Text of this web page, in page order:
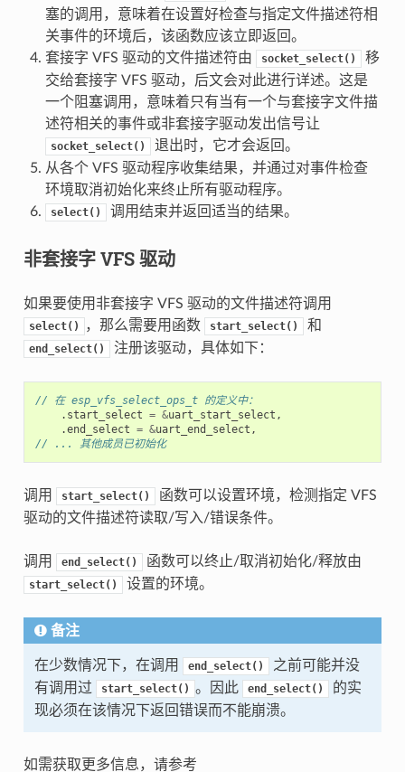
塞的调用，意味着在设置好检查与指定文件描述符相
关事件的环境后，该函数应该立即返回。
套接字 VFS 驱动的文件描述符由
socket_select()
移
交给套接字 VFS 驱动，后文会对此进行详述。这是
一个阻塞调用，意味着只有当有一个与套接字文件描
述符相关的事件或非套接字驱动发出信号让
socket_select()
退出时，它才会返回。
从各个 VFS 驱动程序收集结果，并通过对事件检查
环境取消初始化来终止所有驱动程序。
select() 调用结束并返回适当的结果。
非套接字 VFS 驱动
如果要使用非套接字 VFS 驱动的文件描述符调用
select() ，那么需要用函数 start_select() 和
end_select() 注册该驱动，具体如下：
// 在 esp_vfs_select_ops_t 的定义中：
. start_select = &uart_start_select ,
.end_select = &uart_end_select ,
// ... 其他成员已初始化
调用 start_select()
函数可以设置环境，检测指定 VFS
驱动的文件描述符读取/写入/错误条件。
调用 end_select() 函数可以终止/取消初始化/释放由
start_select() 设置的环境。
备注
在少数情况下，在调用 end_select()
之前可能并没
有调用过
start_select() 。因此 end_select()
的实
现必须在该情况下返回错误而不能崩溃。
如需获取更多信息，请参考